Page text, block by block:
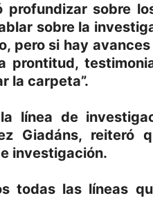
sobre
sobre la
pero si hay
prontitud,
la carpeta”.
línea de
Giadáns, reiteró
investigación.
todas las líneas